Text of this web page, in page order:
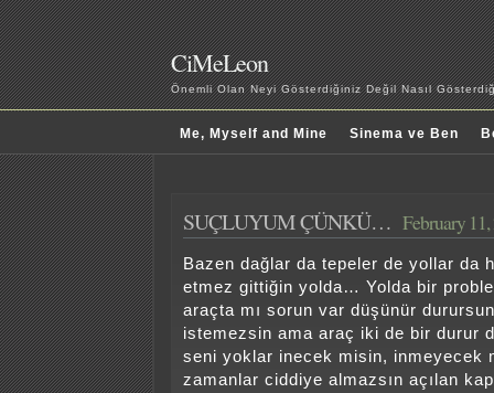
CiMeLeon
Önemli Olan Neyi Gösterdiğiniz Değil Nasıl
Me, Myself and Mine Sinema ve Ben
SUÇLUYUM ÇÜNKÜ… February
Bazen dağlar da tepeler de yollar da
etmez gittiğin yolda… Yolda bir
araçta mı sorun var düşünür
istemezsin ama araç iki de bir durur
seni yoklar inecek misin,
zamanlar ciddiye almazsın açılan